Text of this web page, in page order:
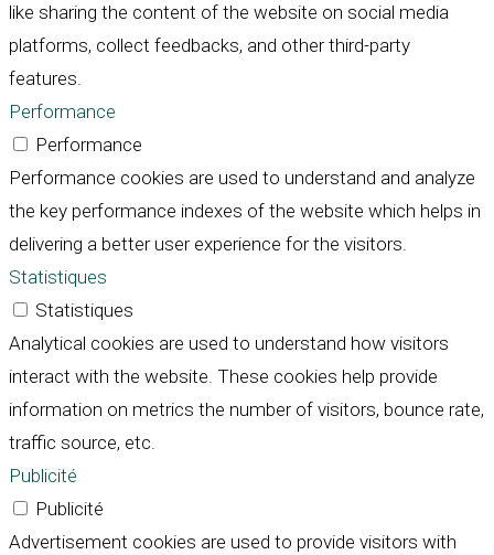
like sharing the content of the website on social media
platforms, collect feedbacks, and other third-party
features.
Performance
Performance
Performance cookies are used to understand and analyze
the key performance indexes of the website which helps in
delivering a better user experience for the visitors.
Statistiques
Statistiques
Analytical cookies are used to understand how visitors
interact with the website. These cookies help provide
information on metrics the number of visitors, bounce rate,
traffic source, etc.
Publicité
Publicité
Advertisement cookies are used to provide visitors with